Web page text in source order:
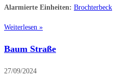
Alarmierte Einheiten: Brochterbeck
Weiterlesen »
Baum Straße
27/09/2024